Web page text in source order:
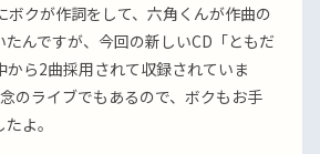
ボクが作詞をして、六角くんが作曲の
んですが、今回の新しいCD「ともだ
から2曲採用されて収録されていま
のライブでもあるので、ボクもお手
よ。